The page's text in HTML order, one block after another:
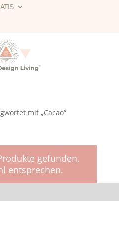
mit „Cacao“
gefunden,
entsprechen.